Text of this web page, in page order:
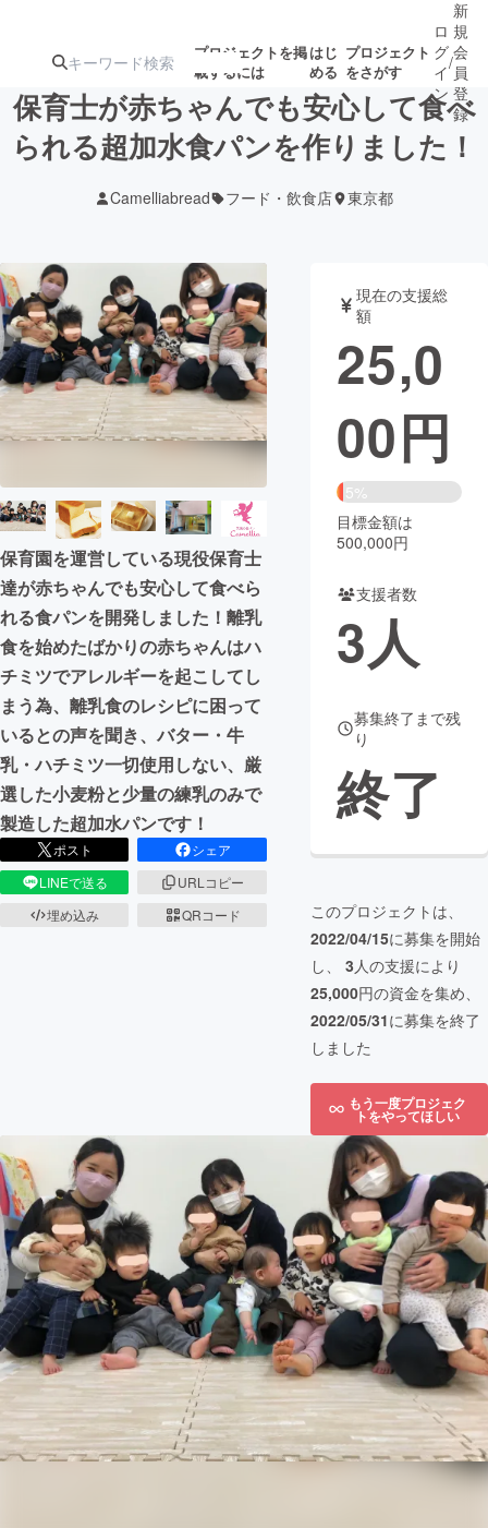
プロジェクトを掲
載するには
はじ
める
プロジェクト
をさがす
ターン
ジェクト
募集終了が近いプ
ロジェクト
されます
アート・写真 音楽
テクノロジー・ガジェット ゲーム・
映像・映画 書籍・雑誌
チャレンジ
まちづくり・地域活性化
CAMPFIRE for Social Good
CAMPFIRE Creation
CAMPFIREふるさと納税machi-ya コミュニティ
ロ
グ
イ
ン
/
新
規
会
員
登
録
保育士が赤ちゃんでも安心して食べ
られる超加水食パンを作りました！
Camelliabread フード・飲食店 東京都
保育園を運営している現役保育士
達が赤ちゃんでも安心して食べら
れる食パンを開発しました！離乳
食を始めたばかりの赤ちゃんはハ
チミツでアレルギーを起こしてし
まう為、離乳食のレシピに困って
いるとの声を聞き、バター・牛
乳・ハチミツ一切使用しない、厳
選した小麦粉と少量の練乳のみで
製造した超加水パンです！
ポスト
シェア
LINEで送る
URLコピー
埋め込み
QRコード
現在の支援総
額
25,0
00円
5%
目標金額は
500,000円
支援者数
3人
募集終了まで残
り
終了
このプロジェクトは、
2022/04/15に募集を開始
し、 3人の支援により
25,000円の資金を集め、
2022/05/31に募集を終了
しました
もう一度プロジェク
トをやってほしい